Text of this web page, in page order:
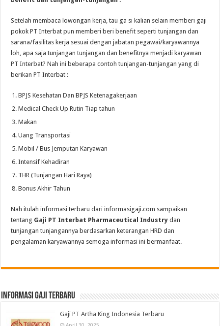
Setelah membaca lowongan kerja, tau ga si kalian selain memberi gaji
pokok PT Interbat pun memberi beri benefit seperti tunjangan dan
sarana/fasilitas kerja sesuai dengan jabatan pegawai/karyawannya
loh, apa saja tunjangan tunjangan dan benefitnya menjadi karyawan
PT Interbat? Nah ini beberapa contoh tunjangan-tunjangan yang di
berikan PT Interbat :
BPJS Kesehatan Dan BPJS Ketenagakerjaan
Medical Check Up Rutin Tiap tahun
Makan
Uang Transportasi
Mobil / Bus Jemputan Karyawan
Intensif Kehadiran
THR (Tunjangan Hari Raya)
Bonus Akhir Tahun
Nah itulah informasi terbaru dari informasigaji.com sampaikan
tentang Gaji PT Interbat Pharmaceutical Industry dan
tunjangan tunjangannya berdasarkan keterangan HRD dan
pengalaman karyawannya semoga informasi ini bermanfaat.
informasi gaji terbaru
Gaji PT Artha King Indonesia Terbaru
April 30, 2025